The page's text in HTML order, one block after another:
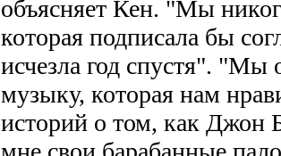
объясняет Кен. "Мы
которая подписала бы
исчезла год спустя".
музыку, которая нам
историй о том, как Джон